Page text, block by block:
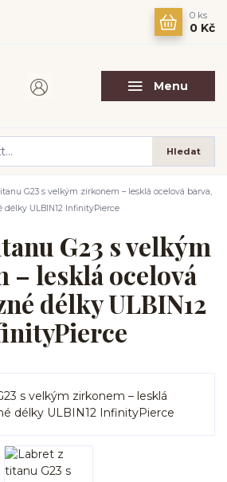
Menu
Hledat
0 ks
0 Kč
G23 s velkým zirkonem – lesklá ocelová barva,
délky ULBIN12 InfinityPierce
G23 s velkým
– lesklá ocelová
délky ULBIN12